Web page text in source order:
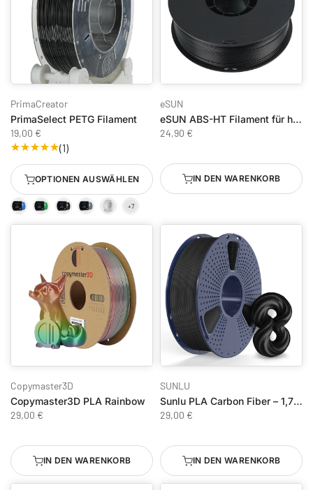
PrimaCreator
PrimaSelect PETG Filament
19,00 €
(1)
OPTIONEN AUSWÄHLEN
eSUN
eSUN ABS-HT Filament für hohe Temperaturbeständigkeit
24,90 €
IN DEN WARENKORB
Copymaster3D
Copymaster3D PLA Rainbow
29,00 €
IN DEN WARENKORB
SUNLU
Sunlu PLA Carbon Fiber – 1,75mm – 1kg – Schwarz
29,00 €
IN DEN WARENKORB